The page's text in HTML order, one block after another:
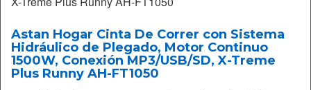
Astan Hogar Cinta De Correr con Sistema
Hidráulico de Plegado, Motor Continuo
1500W, Conexión MP3/USB/SD, X-Treme
Plus Runny AH-FT1050